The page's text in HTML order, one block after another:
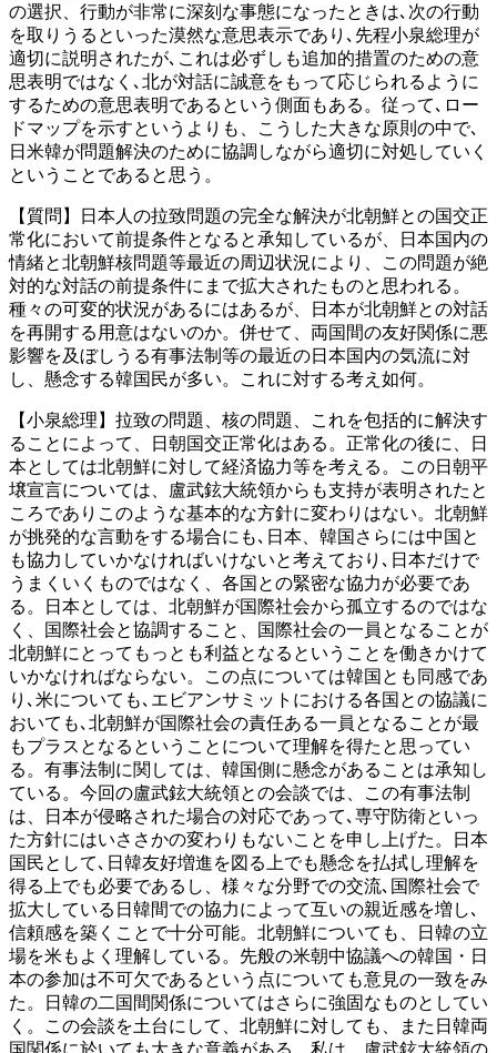
の選択、行動が非常に深刻な事態になったときは､次の行動
を取りうるといった漠然な意思表示であり､先程小泉総理が
適切に説明されたが､これは必ずしも追加的措置のための意
思表明ではなく､北が対話に誠意をもって応じられるように
するための意思表明であるという側面もある。従って､ロー
ドマップを示すというよりも、こうした大きな原則の中で､
日米韓が問題解決のために協調しながら適切に対処していく
ということであると思う。
【質問】日本人の拉致問題の完全な解決が北朝鮮との国交正
常化において前提条件となると承知しているが、日本国内の
情緒と北朝鮮核問題等最近の周辺状況により、この問題が絶
対的な対話の前提条件にまで拡大されたものと思われる。
種々の可変的状況があるにはあるが、日本が北朝鮮との対話
を再開する用意はないのか。併せて、両国間の友好関係に悪
影響を及ぼしうる有事法制等の最近の日本国内の気流に対
し、懸念する韓国民が多い。これに対する考え如何。
【小泉総理】拉致の問題、核の問題、これを包括的に解決す
ることによって、日朝国交正常化はある。正常化の後に、日
本としては北朝鮮に対して経済協力等を考える。この日朝平
壌宣言については、盧武鉉大統領からも支持が表明されたと
ころでありこのような基本的な方針に変わりはない。北朝鮮
が挑発的な言動をする場合にも､日本、韓国さらには中国と
も協力していかなければいけないと考えており､日本だけで
うまくいくものではなく、各国との緊密な協力が必要であ
る。日本としては、北朝鮮が国際社会から孤立するのではな
く、国際社会と協調すること、国際社会の一員となることが
北朝鮮にとってもっとも利益となるということを働きかけて
いかなければならない。この点については韓国とも同感であ
り､米についても､エビアンサミットにおける各国との協議に
おいても､北朝鮮が国際社会の責任ある一員となることが最
もプラスとなるということについて理解を得たと思ってい
る。有事法制に関しては、韓国側に懸念があることは承知し
ている。今回の盧武鉉大統領との会談では、この有事法制
は、日本が侵略された場合の対応であって､専守防衛といっ
た方針にはいささかの変わりもないことを申し上げた。日本
国民として､日韓友好増進を図る上でも懸念を払拭し理解を
得る上でも必要であるし、様々な分野での交流､国際社会で
拡大している日韓間での協力によって互いの親近感を増し､
信頼感を築くことで十分可能。北朝鮮についても、日韓の立
場を米もよく理解している。先般の米朝中協議への韓国・日
本の参加は不可欠であるという点についても意見の一致をみ
た。日韓の二国間関係についてはさらに強固なものとしてい
く。この会談を土台にして、北朝鮮に対しても、また日韓両
国関係に於いても大きな意義がある。私は、盧武鉉大統領の